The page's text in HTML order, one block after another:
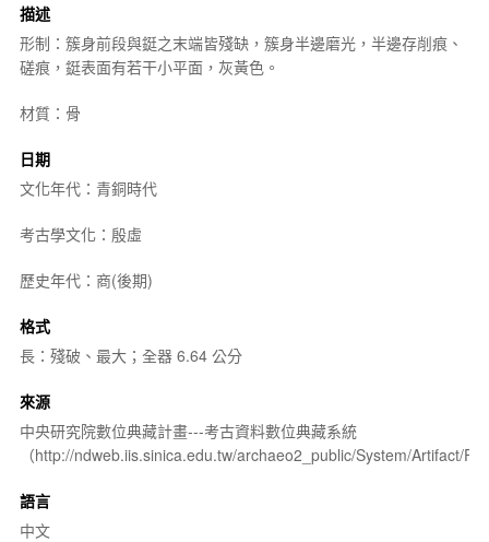
描述
形制：簇身前段與鋌之末端皆殘缺，簇身半邊磨光，半邊存削痕、
磋痕，鋌表面有若干小平面，灰黃色。
材質：骨
日期
文化年代：青銅時代
考古學文化：殷虛
歷史年代：商(後期)
格式
長：殘破、最大；全器 6.64 公分
來源
中央研究院數位典藏計畫---考古資料數位典藏系統
（http://ndweb.iis.sinica.edu.tw/archaeo2_public/System/Artifact/
語言
中文